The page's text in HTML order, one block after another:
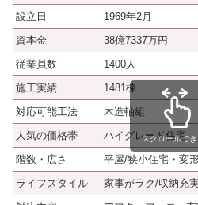
設立日
1969年2月
資本金
38億7337万円
従業員数
1400人
施工実績
1481棟
対応可能工法
木造軸組
人気の価格帯
ハイグレード住宅
階数・広さ
平屋/狭小住宅・変
ライフスタイル
家事がラク/収納充
スクロールで